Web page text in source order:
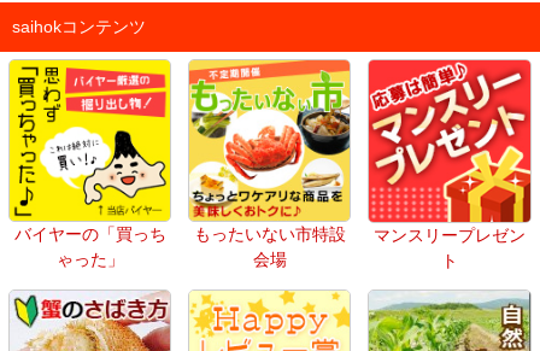
saihokコンテンツ
バイヤーの「買っち
ゃった」
もったいない市特設
会場
マンスリープレゼン
ト